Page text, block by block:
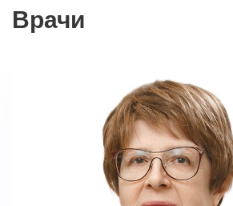
Врачи